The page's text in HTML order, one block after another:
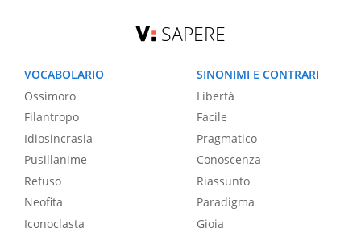
SAPERE
VOCABOLARIO
Ossimoro
Filantropo
Idiosincrasia
Pusillanime
Refuso
Neofita
Iconoclasta
SINONIMI E CONTRARI
Libertà
Facile
Pragmatico
Conoscenza
Riassunto
Paradigma
Gioia